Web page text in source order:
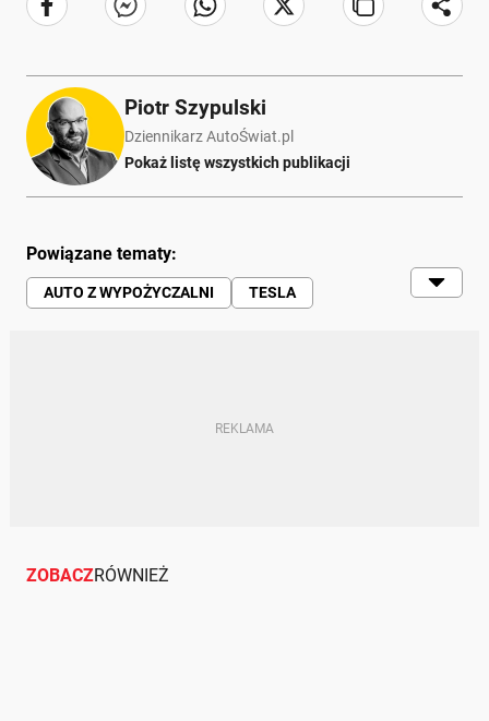
Piotr Szypulski
Dziennikarz AutoŚwiat.pl
Pokaż listę wszystkich publikacji
Powiązane tematy:
AUTO Z WYPOŻYCZALNI
TESLA
ZOBACZRÓWNIEŻ